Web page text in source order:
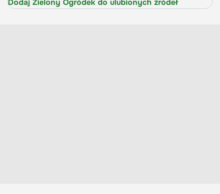
Dodaj Zielony Ogródek do ulubionych źródeł